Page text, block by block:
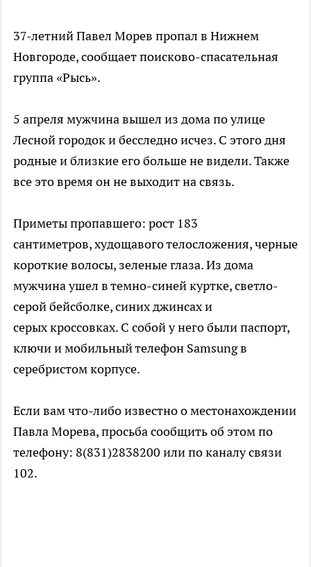
37-летний Павел Морев пропал в Нижнем
Новгороде, сообщает поисково-спасательная
группа «Рысь».
5 апреля мужчина вышел из дома по улице
Лесной городок и бесследно исчез. С этого дня
родные и близкие его больше не видели. Также
все это время он не выходит на связь.
Приметы пропавшего: рост 183
сантиметров, худощавого телосложения, черные
короткие волосы, зеленые глаза. Из дома
мужчина ушел в темно-синей куртке, светло-
серой бейсболке, синих джинсах и
серых кроссовках. С собой у него были паспорт,
ключи и мобильный телефон Samsung в
серебристом корпусе.
Если вам что-либо известно о местонахождении
Павла Морева, просьба сообщить об этом по
телефону: 8(831)2838200 или по каналу связи
102.